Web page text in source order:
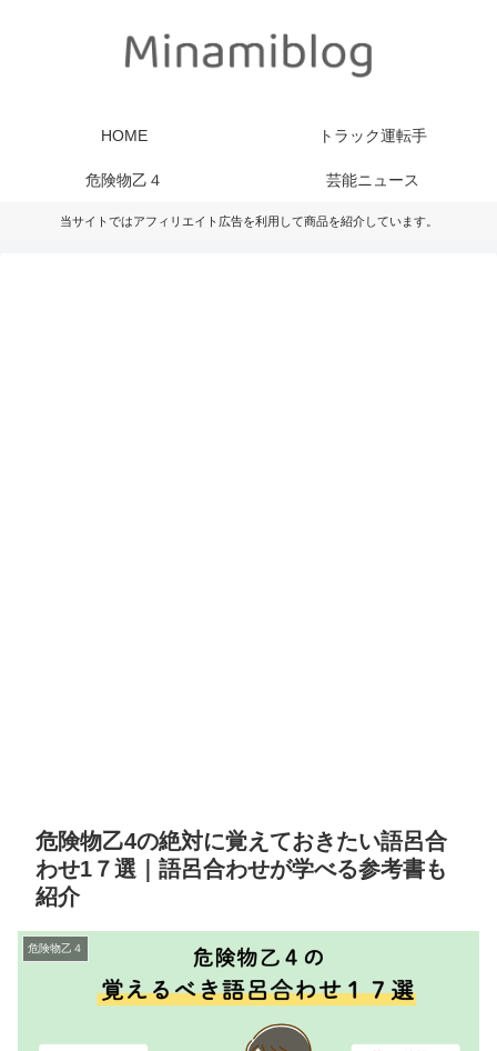
HOME トラック運転手
危険物乙４ 芸能ニュース
当サイトではアフィリエイト広告を利用して商品を紹介しています。
危険物乙4の絶対に覚えておきたい語呂合
わせ1７選｜語呂合わせが学べる参考書も
紹介
危険物乙４